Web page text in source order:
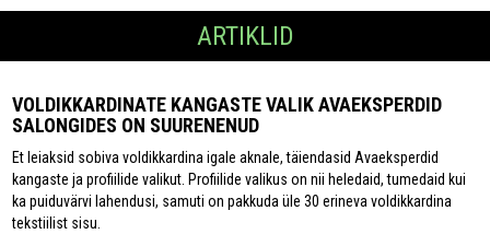
ARTIKLID
VOLDIKKARDINATE KANGASTE VALIK AVAEKSPERDID
SALONGIDES ON SUURENENUD
Et leiaksid sobiva voldikkardina igale aknale, täiendasid Avaeksperdid
kangaste ja profiilide valikut. Profiilide valikus on nii heledaid, tumedaid kui
ka puiduvärvi lahendusi, samuti on pakkuda üle 30 erineva voldikkardina
tekstiilist sisu.